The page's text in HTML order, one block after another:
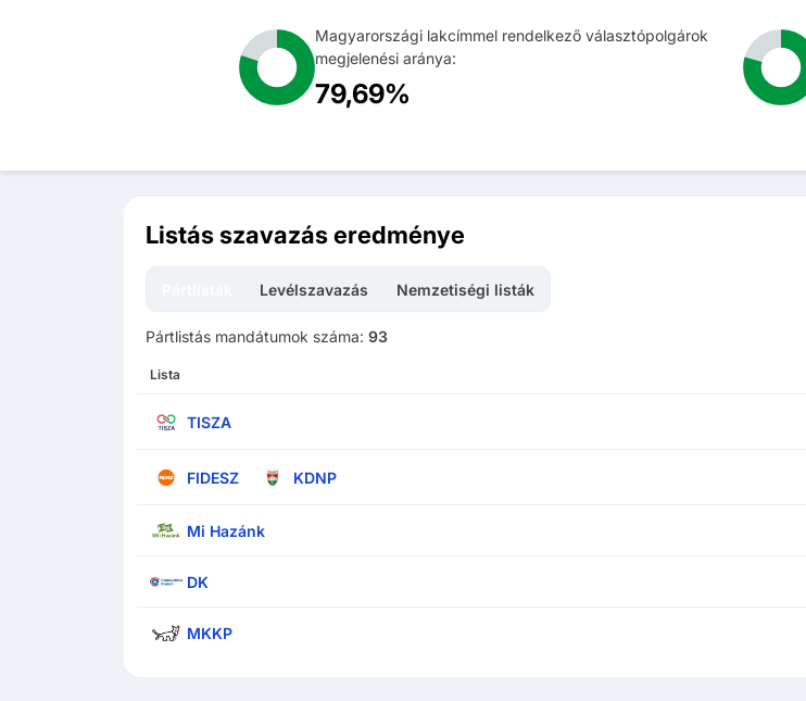
Magyarországi lakcímmel rendelkező választópolgárok
megjelenési aránya:
79,69%
Listás szavazás eredménye
Levélszavazás Nemzetiségi listák
Pártlistás mandátumok száma: 93
Lista
TISZA
FIDESZ KDNP
Mi Hazánk
DK
MKKP